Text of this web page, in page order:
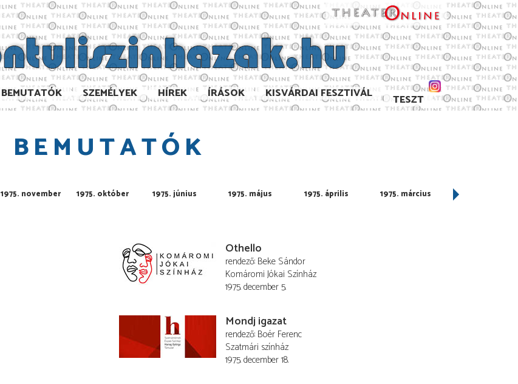
BEMUTATÓK SZEMÉLYEK HÍREK ÍRÁSOK KISVÁRDAI FESZTIVÁL TESZT
BEMUTATÓK
1975. november 1975. október 1975. június 1975. május 1975. április 1975. március 1975. február
Othello
rendező Beke Sándor
Komáromi Jókai Színház
1975. december 5.
Mondj igazat
rendező Boér Ferenc
Szatmári színház
1975. december 18.